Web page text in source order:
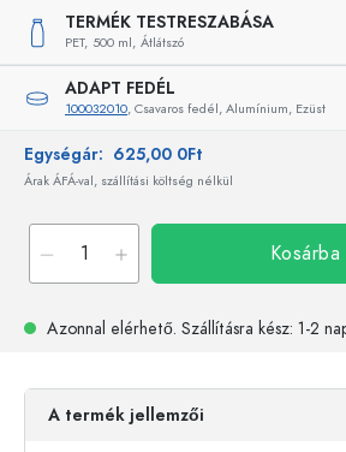
TERMÉK TESTRESZABÁSA
PET, 500 ml, Átlátszó
ADAPT FEDÉL
100032010, Csavaros fedél, Alumínium, Ezüst
Egységár: 625,00 0Ft
Árak ÁFÁ-val, szállítási költség nélkül
Kosárba
Azonnal elérhető. Szállításra kész: 1-2
A termék jellemzői